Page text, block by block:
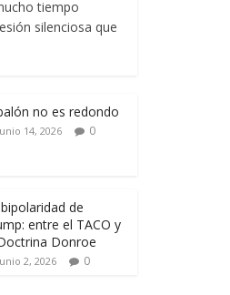
tiempo
silenciosa que
no es redondo
14, 2026 0
de
entre el TACO y
Donroe
2, 2026 0